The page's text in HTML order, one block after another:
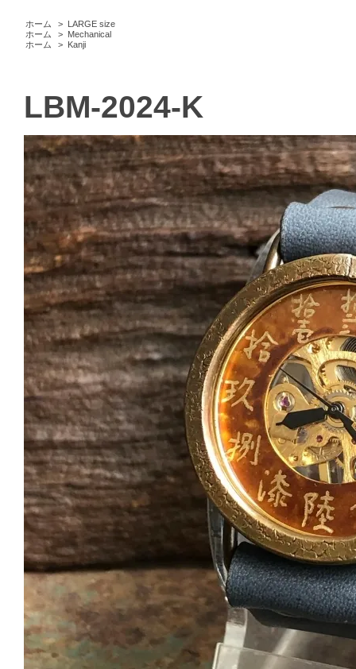
ホーム > LARGE size
ホーム
> Mechanical
ホーム
> Kanji
LBM-2024-K